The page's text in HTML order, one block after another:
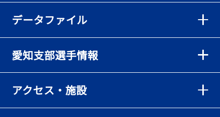
【ボートレース】地元の荒木颯斗が有言実行の予選突破「そろそろ
2026年08月02日
【とこなめボート】出足抜群の篠原晟弥だが「叩き変える可能性も
ある」と思案顔
データファイル
愛知支部選手情報
アクセス・施設